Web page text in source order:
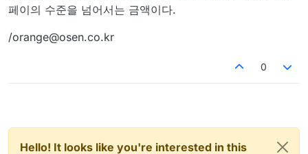
페이의 수준을 넘어서는 금액이다.
/orange@osen.co.kr
0
Hello! It looks like you're interested in this